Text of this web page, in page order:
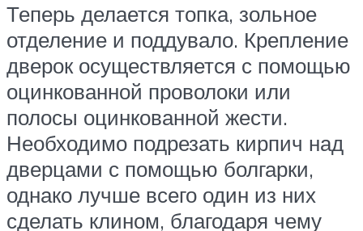
Теперь делается топка, зольное
отделение и поддувало. Крепление
дверок осуществляется с помощью
оцинкованной проволоки или
полосы оцинкованной жести.
Необходимо подрезать кирпич над
дверцами с помощью болгарки,
однако лучше всего один из них
сделать клином, благодаря чему